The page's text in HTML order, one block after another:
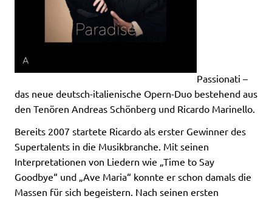
Passionati –
das neue deutsch-italienische Opern-Duo bestehend aus
den Tenören Andreas Schönberg und Ricardo Marinello.
Bereits 2007 startete Ricardo als erster Gewinner des
Supertalents in die Musikbranche. Mit seinen
Interpretationen von Liedern wie „Time to Say
Goodbye“ und „Ave Maria“ konnte er schon damals die
Massen für sich begeistern. Nach seinen ersten